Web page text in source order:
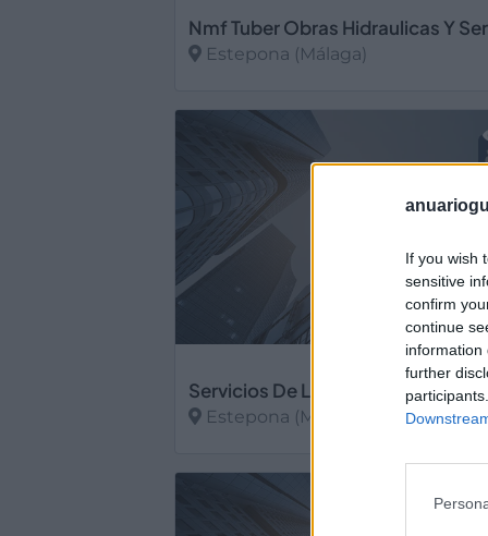
If you wish
sensitive
confirm
continue
information
further
Estepona (Málaga)
Estepona (Málaga)